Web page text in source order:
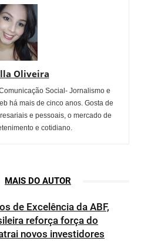
Oliveira
Social- Jornalismo e
há mais de cinco anos. Gosta de
e pessoais, o mercado de
e cotidiano.
MAIS DO AUTOR
de Excelência da ABF,
reforça força do
novos investidores